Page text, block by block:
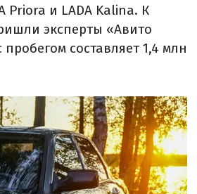
Priora и LADA Kalina. К
эксперты «Авито
составляет 1,4 млн